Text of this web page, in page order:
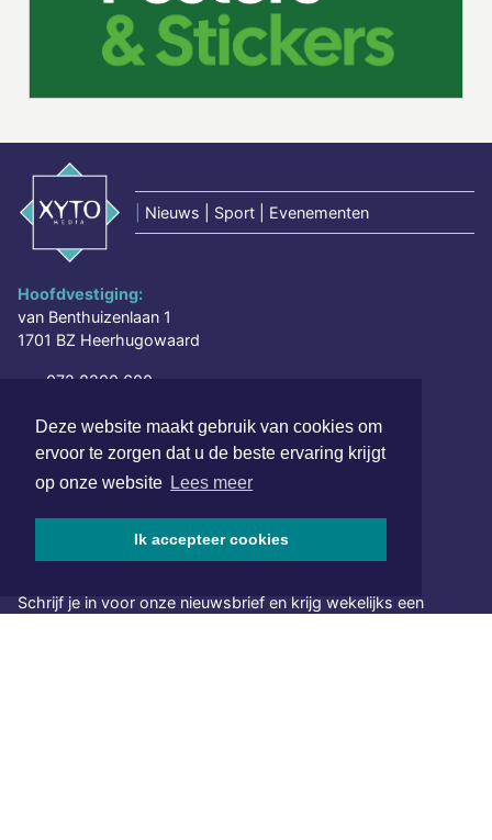
Deze website maakt gebruik van cookies om
ervoor te zorgen dat u de beste ervaring krijgt
op onze website Lees meer
Ik accepteer cookies
Nieuws | Sport | Evenementen
Hoofdvestiging:
van Benthuizenlaan 1
1701 BZ Heerhugowaard
072 8200 600
www.xyto.nl
SOCIAL MEDIA
NIEUWSBRIEF AANMELDEN
Schrijf je in voor onze nieuwsbrief en krijg wekelijks een